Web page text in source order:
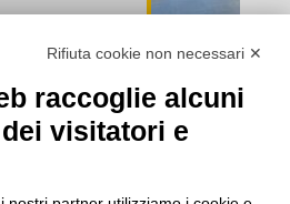
preventivi
Rifiuta cookie non necessari ✕
raccoglie alcuni
visitatori e